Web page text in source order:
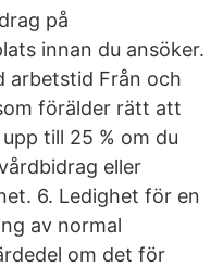
på
innan du ansöker.
arbetstid Från och
förälder rätt att
till 25 % om du
eller
6. Ledighet för en
av normal
om det för